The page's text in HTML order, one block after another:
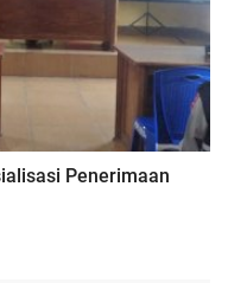
Penerimaan